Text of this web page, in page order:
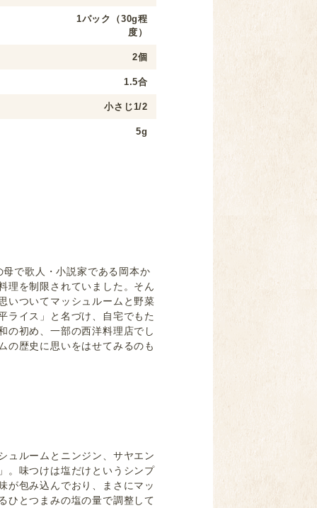
1パック（30g程
度）
2個
1.5合
小さじ1/2
5g
で歌人・小説家である岡本か
理を制限されていました。そん
いついてマッシュルームと野菜
ライス」と名づけ、自宅でもた
の初め、一部の西洋料理店でし
の歴史に思いをはせてみるのも
ュルームとニンジン、サヤエン
。味つけは塩だけというシンプ
が包み込んでおり、まさにマッ
ひとつまみの塩の量で調整して